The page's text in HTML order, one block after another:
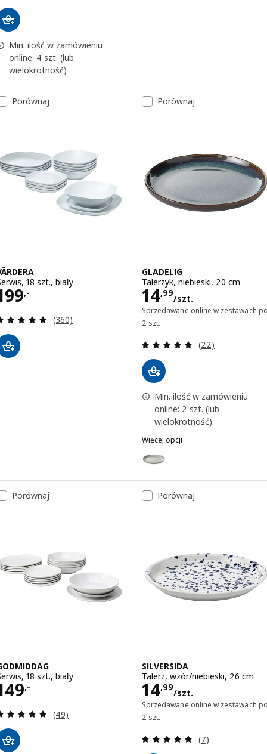
Min. ilość w zamówieniu
online: 4 szt. (lub
wielokrotność)
Porównaj
18 szt., biały
,- 199,-
Recenzja: 4.8 z 5 gwiazdki. Łączna liczba recenzji:
(360)
Porównaj
GLADELIG
Talerzyk, niebieski, 20 cm
14,99
/szt.
Cena 14,99/szt.
Sprzedawane online w zestawach
2 szt.
Recenzja: 4.9
(22)
Min. ilość w zamówieniu
online: 2 szt. (lub
wielokrotność)
Więcej opcji
Wariant: GLADELIG, Talerzyk,
Wariant: GLADELIG, Talerzyk,
Porównaj
18 szt., biały
,- 149,-
Recenzja: 5 z 5 gwiazdki. Łączna liczba recenzji:
(49)
Porównaj
SILVERSIDA
Talerz, wzór/niebieski, 26 cm
14,99
/szt.
Cena 14,99/szt.
Sprzedawane online w zestawach
2 szt.
Recenzja: 5 z
(7)